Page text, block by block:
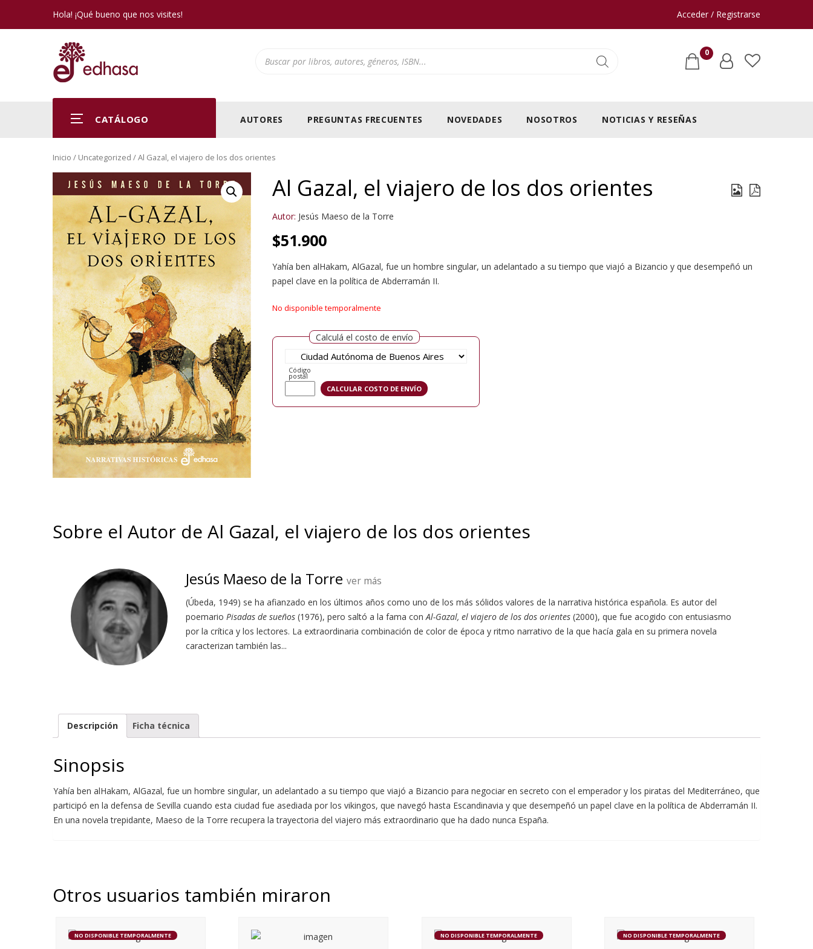
Hola! ¡Qué bueno que nos visites! Acceder / Registrarse
0
CATÁLOGO AUTORES PREGUNTAS FRECUENTES NOVEDADES NOSOTROS NOTICIAS Y RESEÑAS
Inicio / Uncategorized / Al Gazal, el viajero de los dos orientes
Al Gazal, el viajero de los dos orientes
Autor: Jesús Maeso de la Torre
$51.900
Yahía ben alHakam, AlGazal, fue un hombre singular, un adelantado a su tiempo que viajó a Bizancio y que desempeñó un
papel clave en la política de Abderramán II.
No disponible temporalmente
Calculá el costo de envío
Código
postal
Sobre el Autor de Al Gazal, el viajero de los dos orientes
Jesús Maeso de la Torre ver más
(Úbeda, 1949) se ha afianzado en los últimos años como uno de los más sólidos valores de la narrativa histórica española. Es autor del
poemario Pisadas de sueños (1976), pero saltó a la fama conAl-Gazal, el viajero de los dos orientes (2000), que fue acogido con entusiasmo
por la crítica y los lectores. La extraordinaria combinación de color de época y ritmo narrativo de la que hacía gala en su primera novela
caracterizan también las...
Descripción Ficha técnica
Sinopsis
Yahía ben alHakam, AlGazal, fue un hombre singular, un adelantado a su tiempo que viajó a Bizancio para negociar en secreto con el emperador y los piratas del Mediterráneo, que
participó en la defensa de Sevilla cuando esta ciudad fue asediada por los vikingos, que navegó hasta Escandinavia y que desempeñó un papel clave en la política de Abderramán II.
En una novela trepidante, Maeso de la Torre recupera la trayectoria del viajero más extraordinario que ha dado nunca España.
Otros usuarios también miraron
NO DISPONIBLE TEMPORALMENTE NO DISPONIBLE TEMPORALMENTE NO DISPONIBLE TEMPORALMENTE